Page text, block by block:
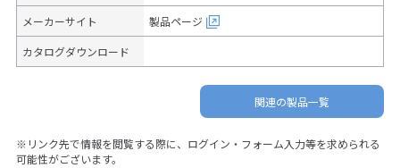
メーカーサイト 製品ページ
カタログダウンロード
関連の製品一覧
※リンク先で情報を閲覧する際に、ログイン・フォーム入力等を求められる
可能性がございます。